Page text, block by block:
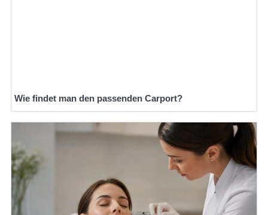
Wie findet man den passenden Carport?